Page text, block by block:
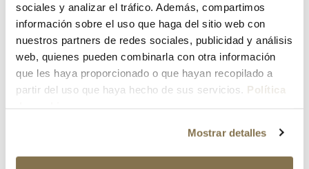
sociales y analizar el tráfico. Además, compartimos
información sobre el uso que haga del sitio web con
nuestros partners de redes sociales, publicidad y análisis
web, quienes pueden combinarla con otra información
que les haya proporcionado o que hayan recopilado a
partir del uso que haya hecho de sus servicios. Política
Mostrar detalles
¿Has olvidado tu contraseña?